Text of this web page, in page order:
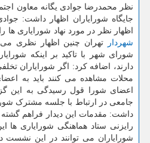
نظر محمدرضا جوادی یگانه معاون
جایگاه شورایاران اظهار داشت:
اظهار نظر در مورد نهاد شورایاری ها
شهردار
تهران چنین اظهار نظری
شورای شهر با تاکید بر اینکه
دارند، اضافه کرد: اگر شورایاران
محلات مشاهده می کنند باید به
اعضای شورا قول رسیدگی به این
جامعی در ارتباط با جلسه مشترک
داشت: مقدمات این دیدار فراهم گشته
رایزنی ستاد هماهنگی شورایاری ها
شورایاران می توانند در این نشست